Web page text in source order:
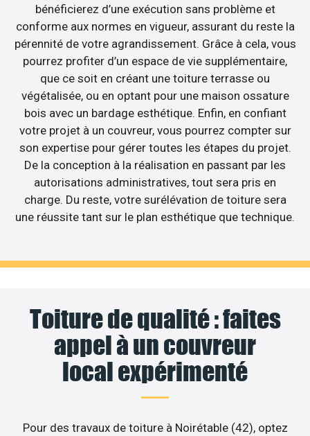
bénéficierez d’une exécution sans problème et
conforme aux normes en vigueur, assurant du reste la
pérennité de votre agrandissement. Grâce à cela, vous
pourrez profiter d’un espace de vie supplémentaire,
que ce soit en créant une toiture terrasse ou
végétalisée, ou en optant pour une maison ossature
bois avec un bardage esthétique. Enfin, en confiant
votre projet à un couvreur, vous pourrez compter sur
son expertise pour gérer toutes les étapes du projet.
De la conception à la réalisation en passant par les
autorisations administratives, tout sera pris en
charge. Du reste, votre surélévation de toiture sera
une réussite tant sur le plan esthétique que technique.
Toiture de qualité : faites
appel à un couvreur
local expérimenté
Pour des travaux de toiture à Noirétable (42), optez